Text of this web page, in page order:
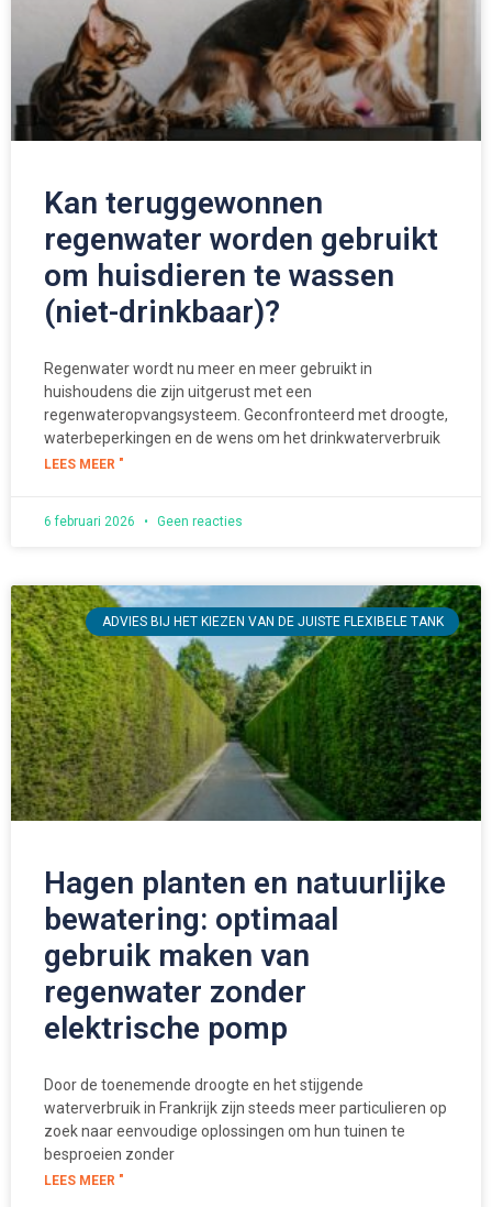
Kan teruggewonnen
regenwater worden gebruikt
om huisdieren te wassen
(niet-drinkbaar)?
Regenwater wordt nu meer en meer gebruikt in
huishoudens die zijn uitgerust met een
regenwateropvangsysteem. Geconfronteerd met droogte,
waterbeperkingen en de wens om het drinkwaterverbruik
LEES MEER "
6 februari 2026 Geen reacties
ADVIES BIJ HET KIEZEN VAN DE JUISTE FLEXIBELE TANK
Hagen planten en natuurlijke
bewatering: optimaal
gebruik maken van
regenwater zonder
elektrische pomp
Door de toenemende droogte en het stijgende
waterverbruik in Frankrijk zijn steeds meer particulieren op
zoek naar eenvoudige oplossingen om hun tuinen te
besproeien zonder
LEES MEER "